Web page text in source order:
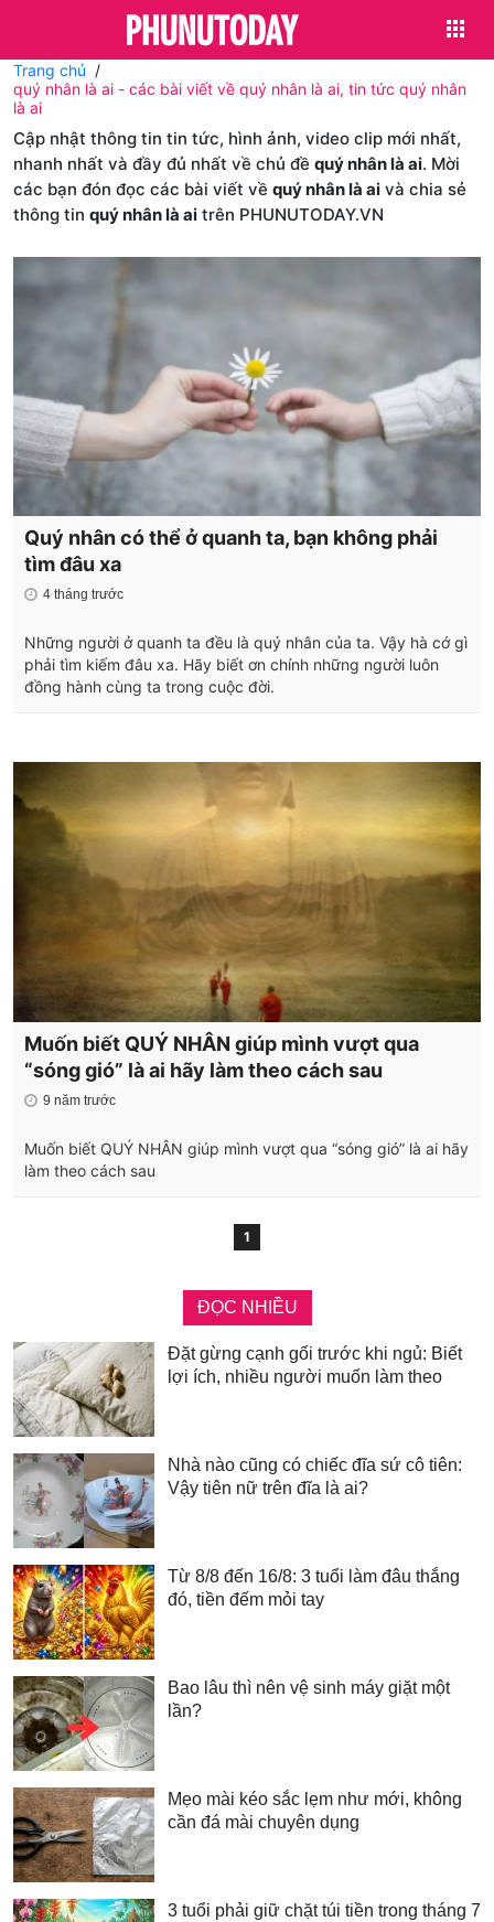
Trang chủ
quý nhân là ai - các bài viết về quý nhân là ai, tin tức quý nhân
là ai
Cập nhật thông tin tin tức, hình ảnh, video clip mới nhất,
nhanh nhất và đầy đủ nhất về chủ đề quý nhân là ai. Mời
các bạn đón đọc các bài viết về quý nhân là ai và chia sẻ
thông tin quý nhân là ai trên PHUNUTODAY.VN
Quý nhân có thể ở quanh ta, bạn không phải
tìm đâu xa
4 tháng trước
Những người ở quanh ta đều là quý nhân của ta. Vậy hà cớ gì
phải tìm kiếm đâu xa. Hãy biết ơn chính những người luôn
đồng hành cùng ta trong cuộc đời.
Muốn biết QUÝ NHÂN giúp mình vượt qua
“sóng gió” là ai hãy làm theo cách sau
9 năm trước
Muốn biết QUÝ NHÂN giúp mình vượt qua “sóng gió” là ai hãy
làm theo cách sau
1
ĐỌC NHIỀU
Đặt gừng cạnh gối trước khi ngủ: Biết
lợi ích, nhiều người muốn làm theo
Nhà nào cũng có chiếc đĩa sứ cô tiên:
Vậy tiên nữ trên đĩa là ai?
Từ 8/8 đến 16/8: 3 tuổi làm đâu thắng
đó, tiền đếm mỏi tay
Bao lâu thì nên vệ sinh máy giặt một
lần?
Mẹo mài kéo sắc lẹm như mới, không
cần đá mài chuyên dụng
3 tuổi phải giữ chặt túi tiền trong tháng 7